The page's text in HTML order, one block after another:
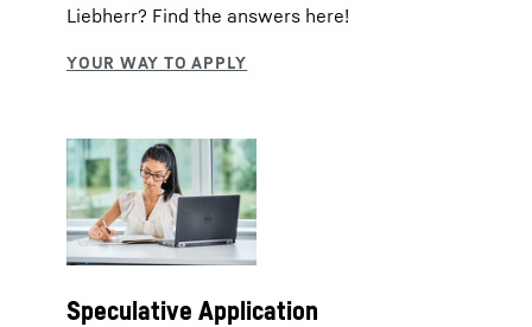
Liebherr? Find the answers here!
Speculative Application